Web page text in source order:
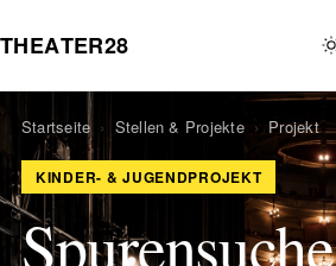
THEATER28
Startseite › Stellen & Projekte › Projekt
KINDER- & JUGENDPROJEKT
Spurensuche